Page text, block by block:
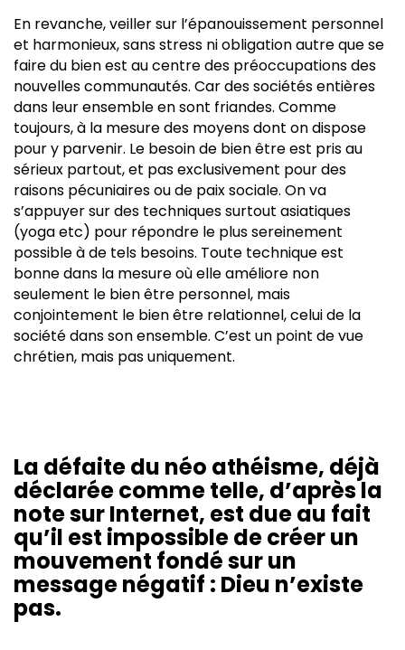
En revanche, veiller sur l’épanouissement personnel
et harmonieux, sans stress ni obligation autre que se
faire du bien est au centre des préoccupations des
nouvelles communautés. Car des sociétés entières
dans leur ensemble en sont friandes. Comme
toujours, à la mesure des moyens dont on dispose
pour y parvenir. Le besoin de bien être est pris au
sérieux partout, et pas exclusivement pour des
raisons pécuniaires ou de paix sociale. On va
s’appuyer sur des techniques surtout asiatiques
(yoga etc) pour répondre le plus sereinement
possible à de tels besoins. Toute technique est
bonne dans la mesure où elle améliore non
seulement le bien être personnel, mais
conjointement le bien être relationnel, celui de la
société dans son ensemble. C’est un point de vue
chrétien, mais pas uniquement.
La défaite du néo athéisme, déjà
déclarée comme telle, d’après la
note sur Internet, est due au fait
qu’il est impossible de créer un
mouvement fondé sur un
message négatif : Dieu n’existe
pas.